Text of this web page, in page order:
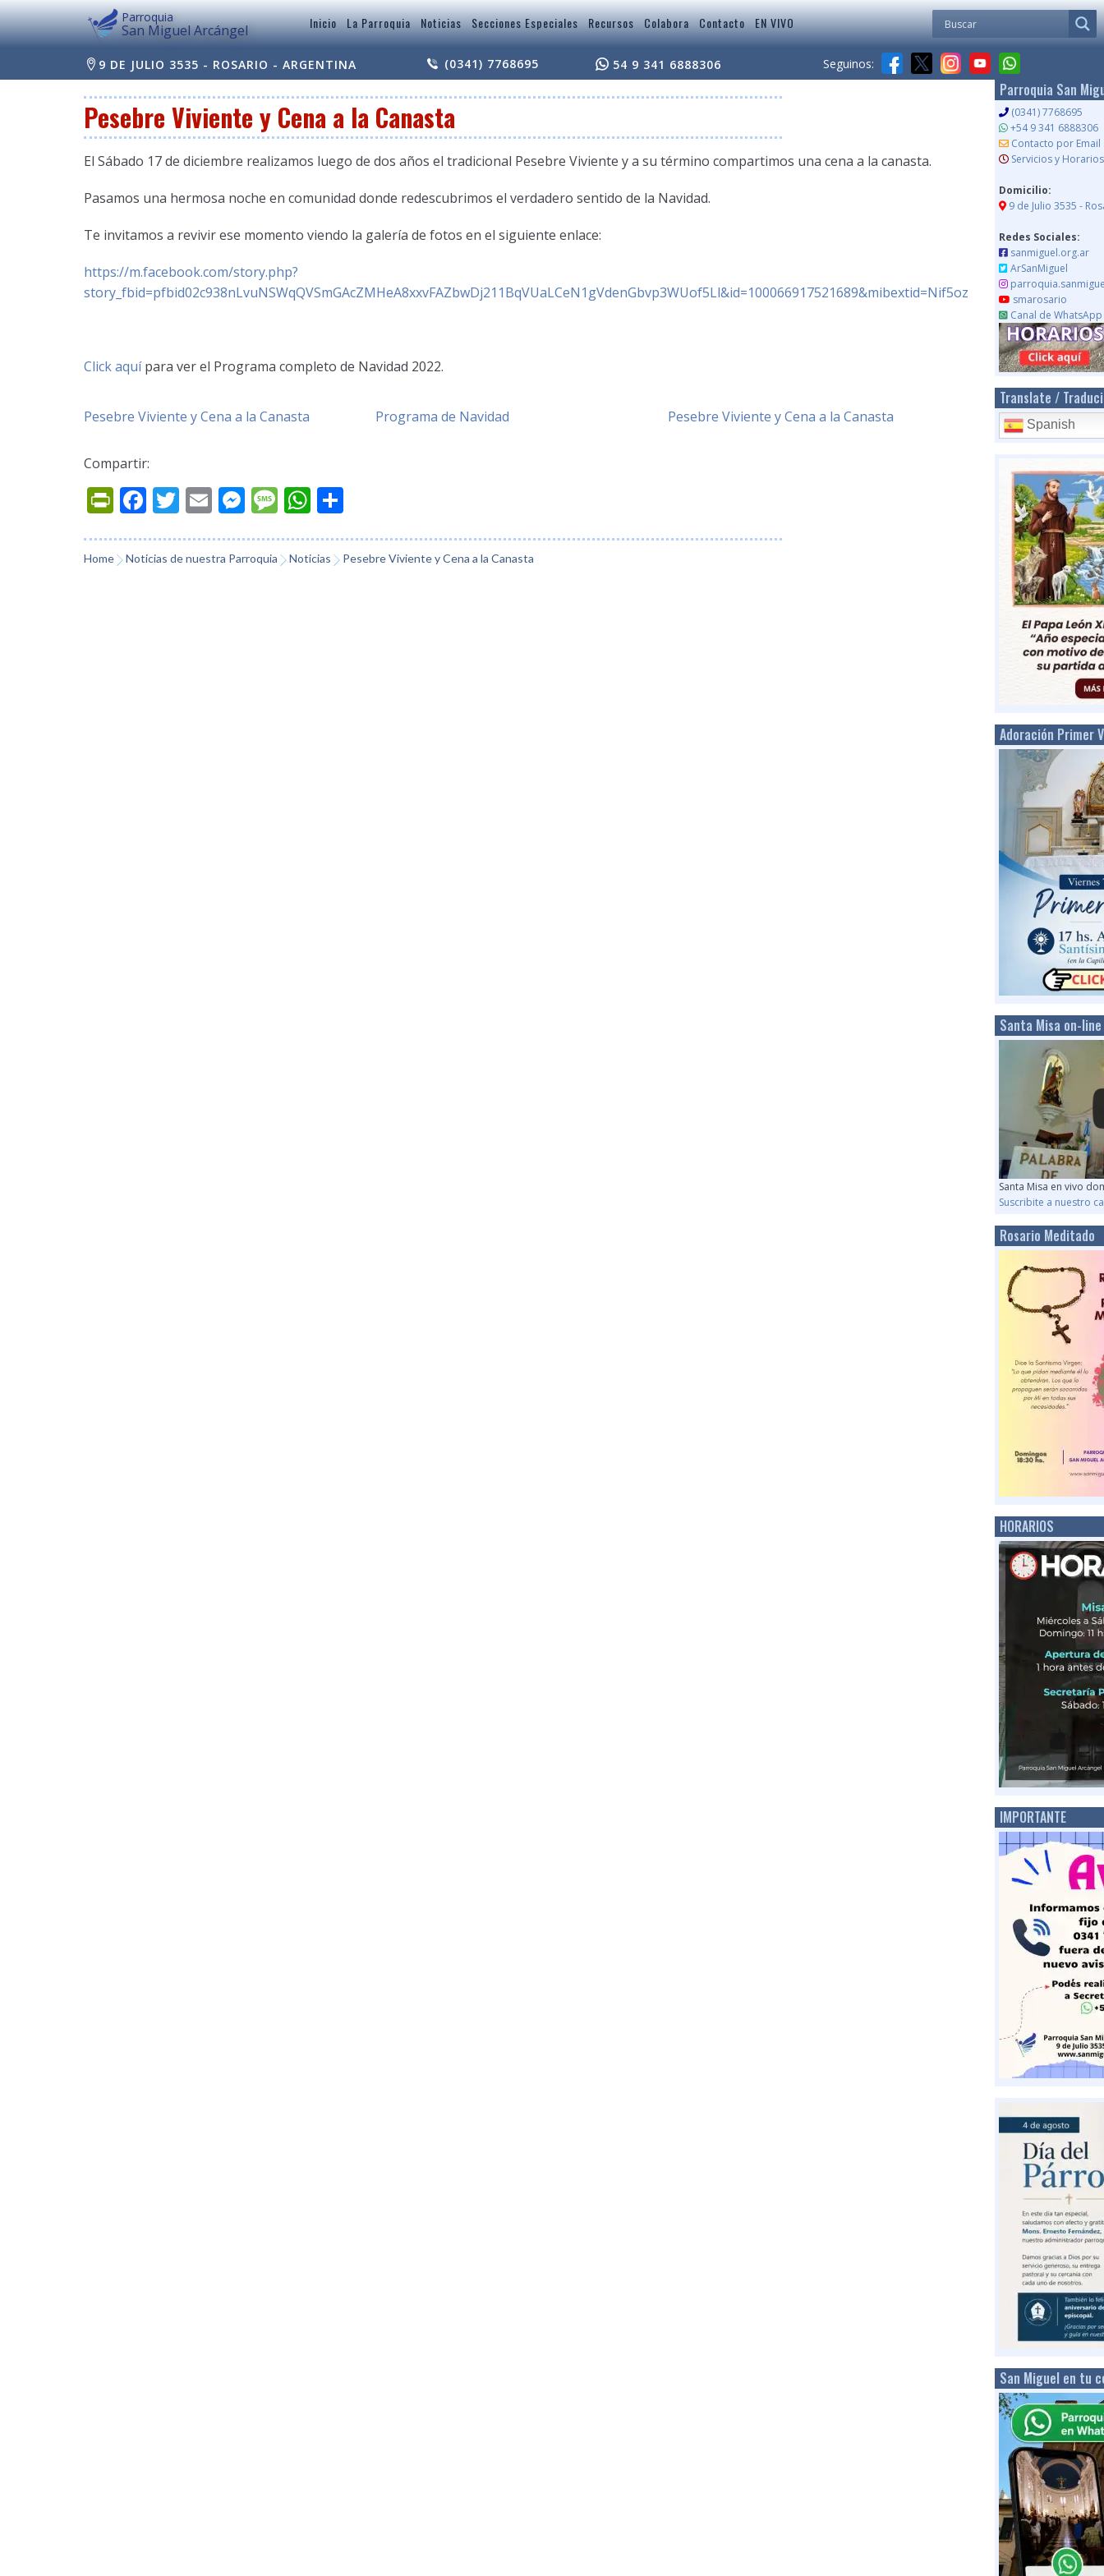
Inicio La Parroquia Noticias Secciones Especiales Recursos Colabora Contacto EN VIVO
Parroquia
San Miguel Arcángel
(0341) 7768695
9 DE JULIO 3535 - ROSARIO - ARGENTINA Seguinos:
54 9 341 6888306
Pesebre Viviente y Cena a la Canasta
El Sábado 17 de diciembre realizamos luego de dos años el tradicional Pesebre Viviente y a su término compartimos una cena a la canasta.
Pasamos una hermosa noche en comunidad donde redescubrimos el verdadero sentido de la Navidad.
Te invitamos a revivir ese momento viendo la galería de fotos en el siguiente enlace:
https://m.facebook.com/story.php?
story_fbid=pfbid02c938nLvuNSWqQVSmGAcZMHeA8xxvFAZbwDj211BqVUaLCeN1gVdenGbvp3WUof5Ll&id=100066917521689&mibextid=Nif5oz
Click aquípara ver el Programa completo de Navidad 2022.
Pesebre Viviente y Cena a la Canasta Programa de Navidad Pesebre Viviente y Cena a la Canasta
Compartir:
Prin
endl
Fac
ok
Twi
Ema
Mes
ger
Mes
e
Wh
App arti
Home Noticias de nuestra Parroquia Noticias Pesebre Viviente y Cena a la Canasta
Parroquia San
(0341) 7768695
+54 9 341 6888306
Contacto por Email
Servicios y Horarios
Domicilio:
9 de Julio 3535 -
Redes Sociales:
sanmiguel.org.ar
ArSanMiguel
smarosario
Canal de WhatsApp
Translate /
Spanish
Adoración Primer
Santa Misa on-line
Santa Misa en vivo
Suscribite a nuestro
Rosario Meditado
HORARIOS
IMPORTANTE
San Miguel en tu